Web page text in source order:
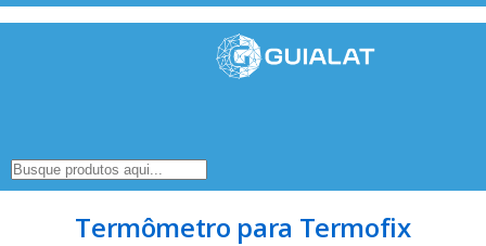
Termômetro para Termofix